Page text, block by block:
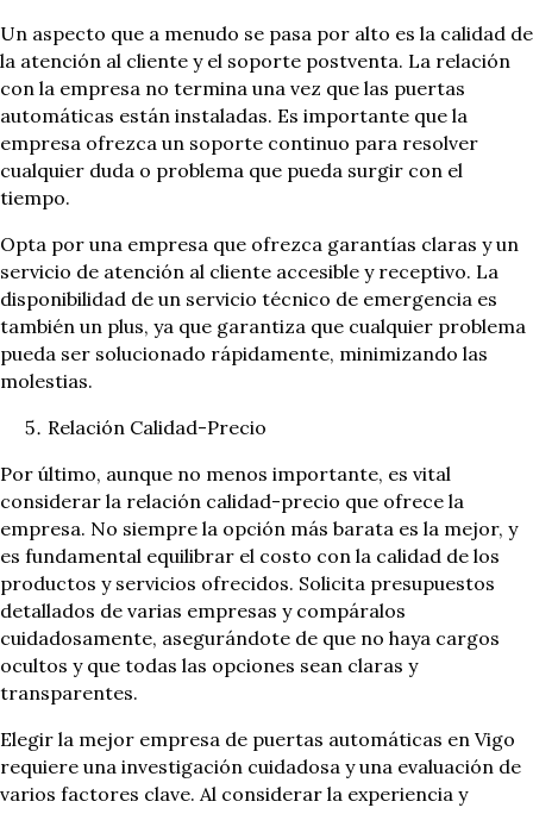
Un aspecto que a menudo se pasa por alto es la calidad de
la atención al cliente y el soporte postventa. La relación
con la empresa no termina una vez que las puertas
automáticas están instaladas. Es importante que la
empresa ofrezca un soporte continuo para resolver
cualquier duda o problema que pueda surgir con el
tiempo.
Opta por una empresa que ofrezca garantías claras y un
servicio de atención al cliente accesible y receptivo. La
disponibilidad de un servicio técnico de emergencia es
también un plus, ya que garantiza que cualquier problema
pueda ser solucionado rápidamente, minimizando las
molestias.
Relación Calidad-Precio
Por último, aunque no menos importante, es vital
considerar la relación calidad-precio que ofrece la
empresa. No siempre la opción más barata es la mejor, y
es fundamental equilibrar el costo con la calidad de los
productos y servicios ofrecidos. Solicita presupuestos
detallados de varias empresas y compáralos
cuidadosamente, asegurándote de que no haya cargos
ocultos y que todas las opciones sean claras y
transparentes.
Elegir la mejor empresa de puertas automáticas en Vigo
requiere una investigación cuidadosa y una evaluación de
varios factores clave. Al considerar la experiencia y